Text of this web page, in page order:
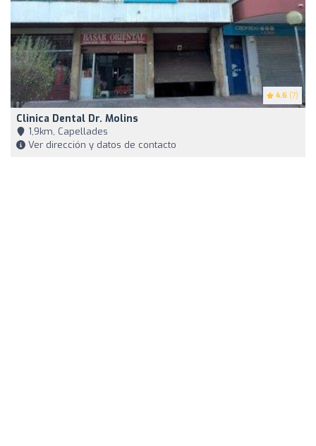
4.6 (7)
Clinica Dental Dr. Molins
1,9km, Capellades
Ver dirección y datos de contacto